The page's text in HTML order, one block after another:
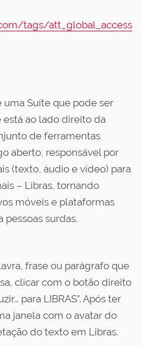
tags/att_global_access
uma Suíte que pode ser
está ao lado direito da
de ferramentas
aberto, responsável por
(texto, áudio e vídeo) para
– Libras, tornando
móveis e plataformas
pessoas surdas.
frase ou parágrafo que
clicar com o botão direito
para LIBRAS”. Após ter
janela com o avatar do
do texto em Libras.